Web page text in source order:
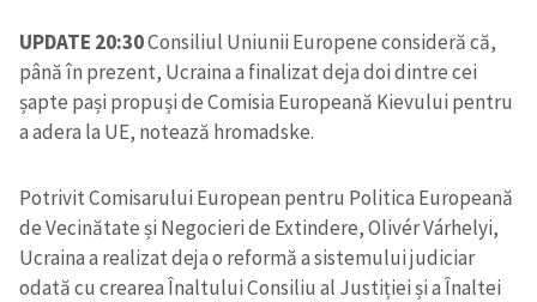
UPDATE 20:30Consiliul Uniunii Europene consideră că,
până în prezent, Ucraina a finalizat deja doi dintre cei
șapte pași propuși de Comisia Europeană Kievului pentru
a adera la UE, notează hromadske.
Potrivit Comisarului European pentru Politica Europeană
de Vecinătate și Negocieri de Extindere, Olivér Várhelyi,
Ucraina a realizat deja o reformă a sistemului judiciar
odată cu crearea Înaltului Consiliu al Justiției și a Înaltei